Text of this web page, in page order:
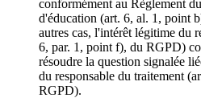
conformément au Règlement
d'éducation (art. 6, al. 1, point
autres cas, l'intérêt légitime du
6, par. 1, point f), du RGPD)
résoudre la question signalée
du responsable du traitement
RGPD).